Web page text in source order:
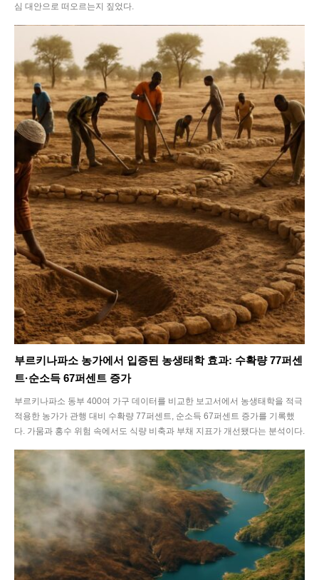
심 대안으로 떠오르는지 짚었다.
부르키나파소 농가에서 입증된 농생태학 효과: 수확량 77퍼센
트·순소득 67퍼센트 증가
부르키나파소 동부 400여 가구 데이터를 비교한 보고서에서 농생태학을 적극
적용한 농가가 관행 대비 수확량 77퍼센트, 순소득 67퍼센트 증가를 기록했
다. 가뭄과 홍수 위험 속에서도 식량 비축과 부채 지표가 개선됐다는 분석이다.